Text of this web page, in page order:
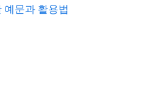
문과 활용법